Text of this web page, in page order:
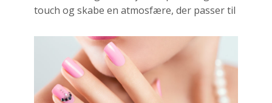
touch og skabe en atmosfære, der passer til